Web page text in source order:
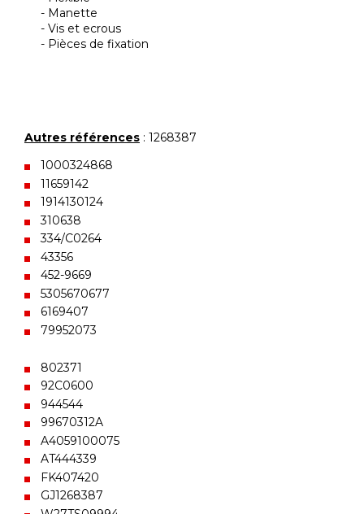
- Manette
- Vis et ecrous
- Pièces de fixation
Autres références : 1268387
1000324868
11659142
1914130124
310638
334/C0264
43356
452-9669
5305670677
6169407
79952073
802371
92C0600
944544
99670312A
A4059100075
AT444339
FK407420
GJ1268387